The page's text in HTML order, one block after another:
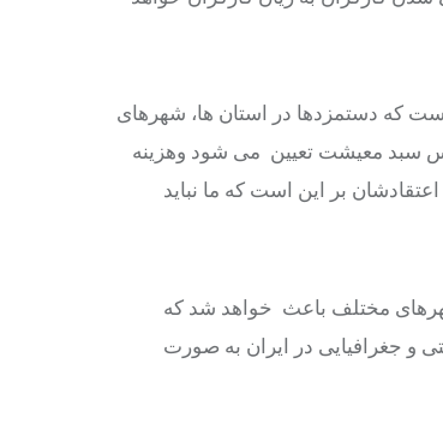
که دستمزدها در استان ها، شهرهای
سبد معیشت تعیین می شود وهزینه
بر این است که ما نباید
مختلف باعث خواهد شد که
و جغرافیایی در ایران به صورت